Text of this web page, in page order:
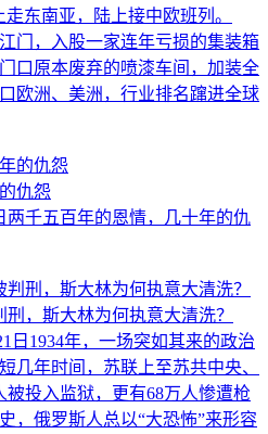
东南亚，陆上接中欧班列。
门，入股一家连年亏损的集装箱
口原本废弃的喷漆车间，加装全
欧洲、美洲，行业排名蹿进全球
仇怨
两千五百年的恩情，几十年的仇
，斯大林为何执意大清洗？
日1934年，一场突如其来的政治
几年时间，苏联上至苏共中央、
被投入监狱，更有68万人惨遭枪
，俄罗斯人总以“大恐怖”来形容